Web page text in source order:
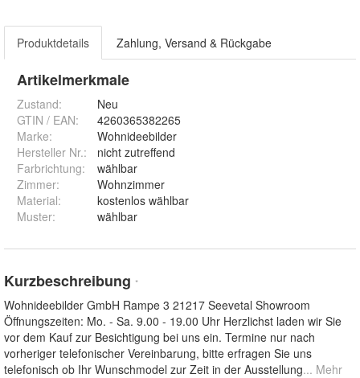
Produktdetails Zahlung, Versand & Rückgabe
Artikelmerkmale
Zustand:
Neu
GTIN / EAN:
4260365382265
Marke:
Wohnideebilder
Hersteller Nr.:
nicht zutreffend
Farbrichtung:
wählbar
Zimmer:
Wohnzimmer
Material:
kostenlos wählbar
Muster: wählbar
Kurzbeschreibung *
Wohnideebilder GmbH Rampe 3 21217 Seevetal Showroom
Öffnungszeiten: Mo. - Sa. 9.00 - 19.00 Uhr Herzlichst laden wir Sie
vor dem Kauf zur Besichtigung bei uns ein. Termine nur nach
vorheriger telefonischer Vereinbarung, bitte erfragen Sie uns
telefonisch ob Ihr Wunschmodel zur Zeit in der Ausstellung... Mehr